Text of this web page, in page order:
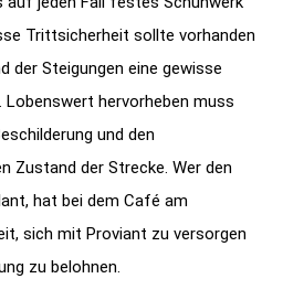
Trittsicherheit sollte vorhanden
der Steigungen eine gewisse
hervorheben muss
und den
Zustand der Strecke. Wer den
hat bei dem Café am
sich mit Proviant zu versorgen
zu belohnen.